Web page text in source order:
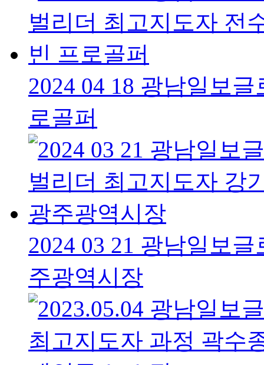
2024 04 18 광남일보
로골퍼
2024 03 21 광남일보
주광역시장